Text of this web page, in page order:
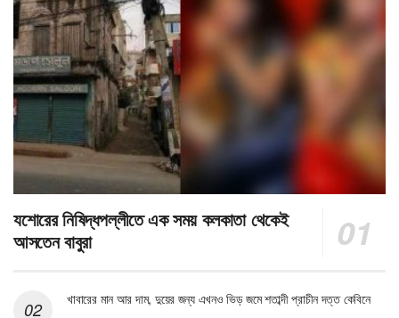
যশোরের নিষিদ্ধপল্লীতে এক সময় কলকাতা থেকেই
আসতেন বাবুরা
খাবারের মান আর দাম, দুয়ের জন্য এখনও ভিড় জমে শতাব্দী প্রাচীন দত্ত কেবিনে